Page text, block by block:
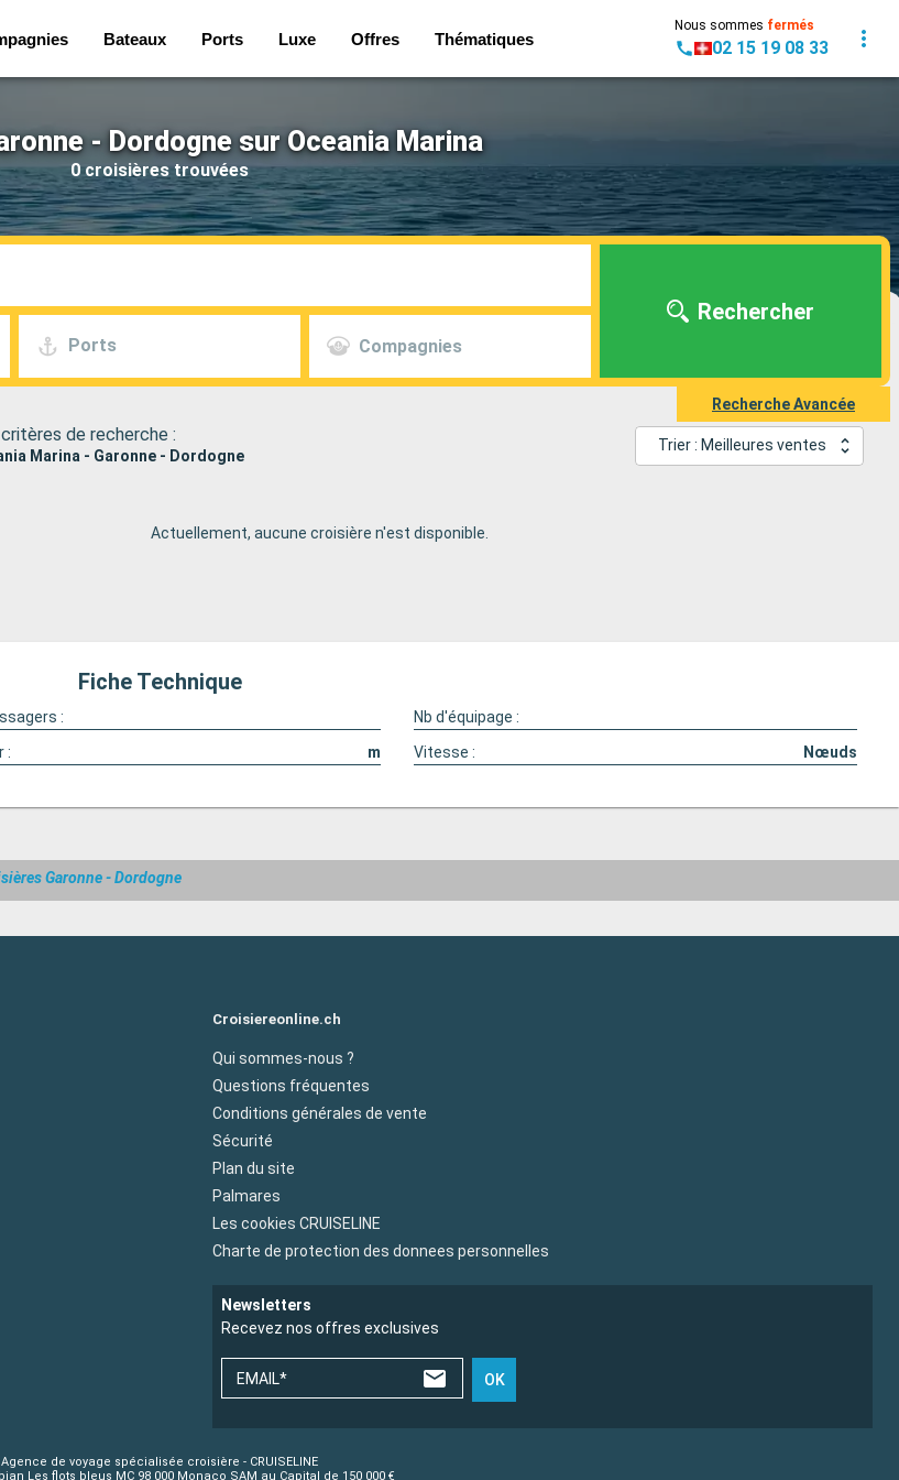
Bateaux Ports Luxe Offres Thématiques
Nous sommes fermés
02 15 19 08 33
- Dordogne sur Oceania Marina
0 croisières trouvées
Ports Compagnies
Rechercher
Recherche Avancée
de recherche :
Marina - Garonne - Dordogne
Trier : Meilleures ventes
Actuellement, aucune croisière n'est disponible.
Fiche Technique
:
Nb d'équipage :
: m Vitesse : Nœuds
Garonne - Dordogne
Croisiereonline.ch
Qui sommes-nous ?
Questions fréquentes
Conditions générales de vente
Sécurité
Plan du site
Palmares
Les cookies CRUISELINE
Charte de protection des donnees personnelles
Newsletters
Recevez nos offres exclusives
EMAIL* OK
Agence de voyage spécialisée croisière - CRUISELINE
Les flots bleus MC 98 000 Monaco SAM au Capital de 150 000 €